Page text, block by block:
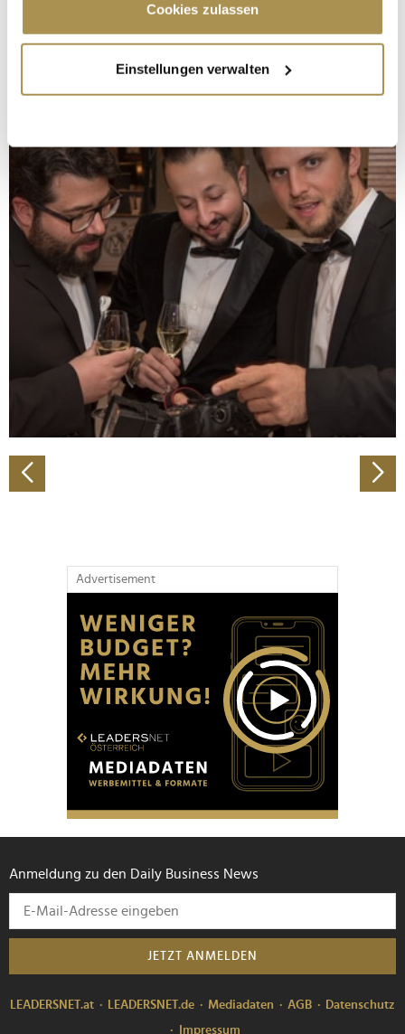
Trigger Symbol ändern oder widerrufen
Informationen über Ihre geografische Lage
erfassen, welche bis auf einige Meter genau sein
bestimmten Merkmalen (Fingerprinting) identifizieren
Erfahren Sie mehr darüber, wie Ihre persönlichen Daten
verarbeitet werden, und legen Sie Ihre Präferenzen im
Abschnitt Einzelheiten
fest.
Wir verwenden Cookies, um Inhalte und Anzeigen zu
personalisieren, Funktionen für soziale Medien anbieten
zu können und die Zugriffe auf unsere Website zu
analysieren. Außerdem geben wir Informationen zu Ihrer
Verwendung unserer Website an unsere Partner für
soziale Medien, Werbung und Analysen weiter. Unsere
Partner führen diese Informationen möglicherweise mit
weiteren Daten zusammen, die Sie ihnen bereitgestellt
gesammelt haben.
Cookies zulassen
Einstellungen verwalten
Advertisement
Anmeldung zu den Daily Business News
JETZT ANMELDEN
LEADERSNET.at LEADERSNET.de Mediadaten AGB
Datenschutz
Impressum